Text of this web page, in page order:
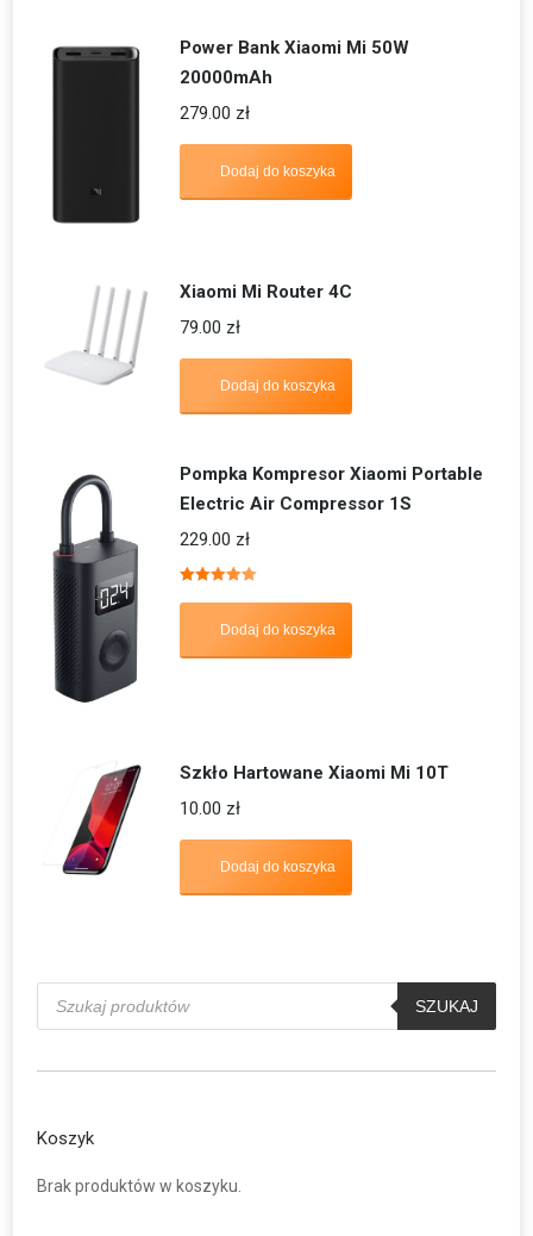
Power Bank Xiaomi Mi 50W
20000mAh
279.00 zł
Dodaj do koszyka
Xiaomi Mi Router 4C
79.00 zł
Dodaj do koszyka
Pompka Kompresor Xiaomi Portable
Electric Air Compressor 1S
229.00 zł
5.00
Dodaj do koszyka
Szkło Hartowane Xiaomi Mi 10T
10.00 zł
Dodaj do koszyka
Wyszukiwarka
produktów
SZUKAJ
Koszyk
Brak produktów w koszyku.